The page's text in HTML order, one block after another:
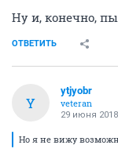
Ну и, конечно,
ОТВЕТИТЬ
Y
ytjyobr
veteran
29 июня 2018
Но я не вижу